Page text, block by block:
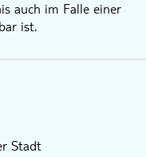
auch im Falle einer
ist.
Stadt